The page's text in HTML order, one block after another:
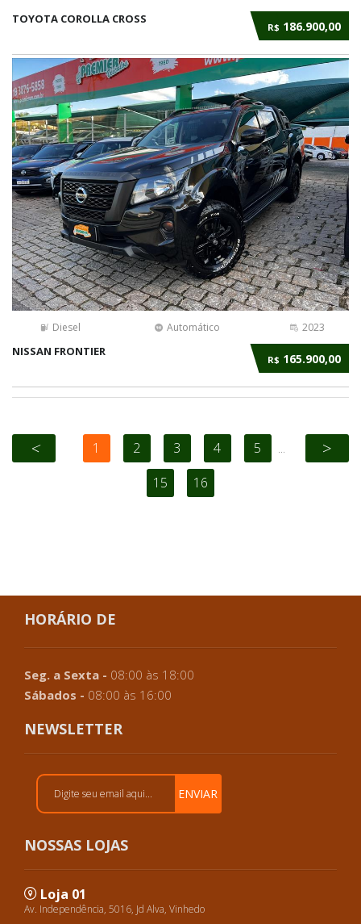
R$ 186.900,00
TOYOTA COROLLA CROSS
Diesel Automático 2023
R$ 165.900,00
NISSAN FRONTIER
< 1 2 3 4 5
...
15
16
>
HORÁRIO DE
Seg. a Sexta - 08:00 às 18:00
Sábados - 08:00 às 16:00
NEWSLETTER
ENVIAR
NOSSAS LOJAS
Loja 01
Av. Independência, 5016, Jd Alva, Vinhedo